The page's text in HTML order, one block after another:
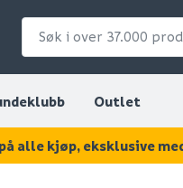
Outlet
på alle kjøp, eksklusive